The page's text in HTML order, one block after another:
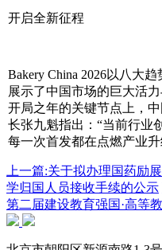
开启全新征程
Bakery China 2026以八大
展示了中国市场的巨大活
开局之年的关键节点上，
长张九魁指出：“当前行业
每一次首发都在点燃产业
上一篇:关于拟办理国药励
学归国人员接收手续的公示
第二届建设教育强国·高等